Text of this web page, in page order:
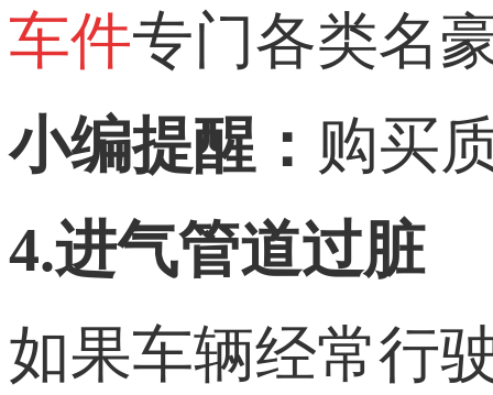
车件专门各类名
小编提醒 ： 购买
4.进气管道过脏
如果车辆经常行